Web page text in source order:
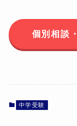
個別相談
中学受験